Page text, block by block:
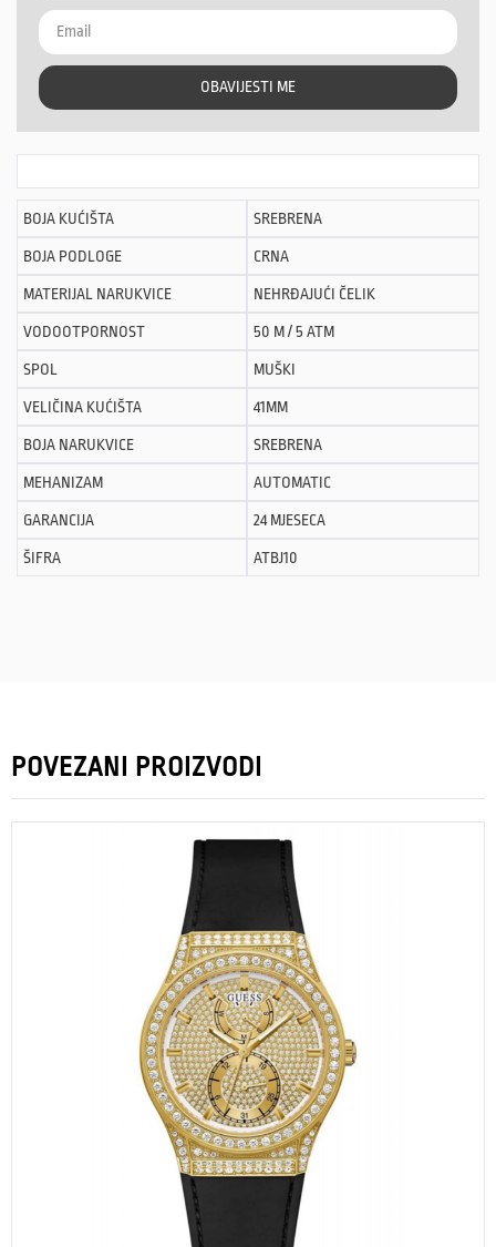
OBAVIJESTI ME
BOJA KUĆIŠTA SREBRENA
BOJA PODLOGE CRNA
MATERIJAL NARUKVICE NEHRĐAJUĆI ČELIK
VODOOTPORNOST 50 M / 5 ATM
SPOL MUŠKI
VELIČINA KUĆIŠTA 41MM
BOJA NARUKVICE SREBRENA
MEHANIZAM AUTOMATIC
GARANCIJA 24 MJESECA
ŠIFRA ATBJ10
POVEZANI PROIZVODI